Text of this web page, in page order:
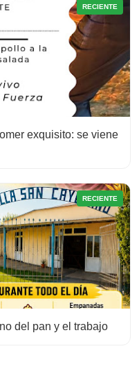
RECIENTE
exquisito: se viene
RECIENTE
del pan y el trabajo